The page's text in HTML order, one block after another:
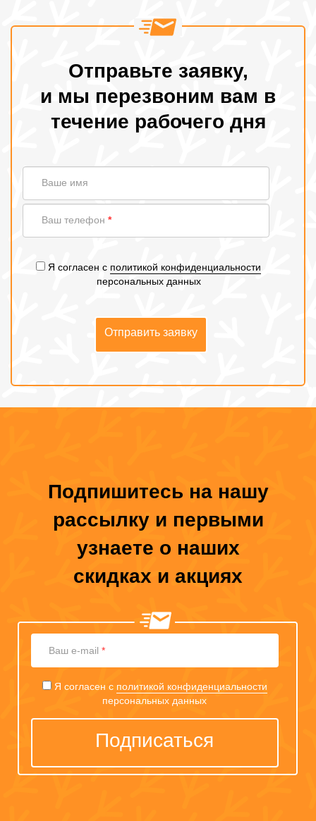
Отправьте заявку,
и мы перезвоним вам в
течение рабочего дня
Ваше имя
Ваш телефон *
Я согласен с политикой конфиденциальности
персональных данных
Отправить заявку
Подпишитесь на нашу
рассылку и первыми
узнаете о наших
скидках и акциях
mail
Ваш e-mail *
Я согласен с политикой конфиденциальности
персональных данных
Подписаться